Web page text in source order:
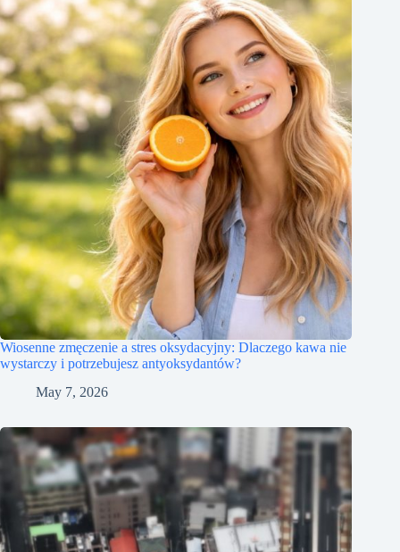
Wiosenne zmęczenie a stres oksydacyjny: Dlaczego kawa nie
wystarczy i potrzebujesz antyoksydantów?
May 7, 2026